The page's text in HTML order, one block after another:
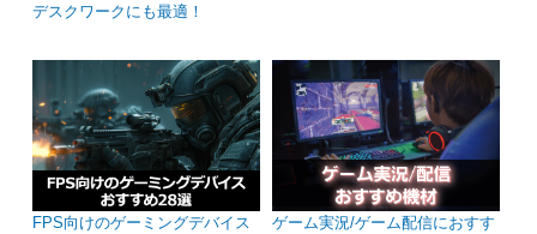
デスクワークにも最適！
FPS向けのゲーミングデバイス
ゲーム実況/ゲーム配信におすす